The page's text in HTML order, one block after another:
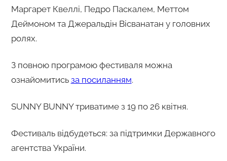
Маргарет Квеллі, Педро Паскалем, Меттом
Деймоном та Джеральдін Вісванатан у головних
ролях.
З повною програмою фестиваля можна
ознайомитись за посиланням.
SUNNY BUNNY триватиме з 19 по 26 квітня.
Фестиваль відбудеться: за підтримки Державного
агентства України.